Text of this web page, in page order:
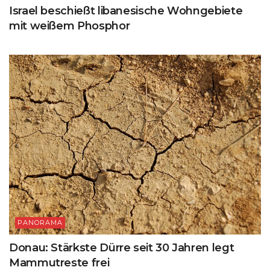
Israel beschießt libanesische Wohngebiete
mit weißem Phosphor
PANORAMA
Donau: Stärkste Dürre seit 30 Jahren legt
Mammutreste frei